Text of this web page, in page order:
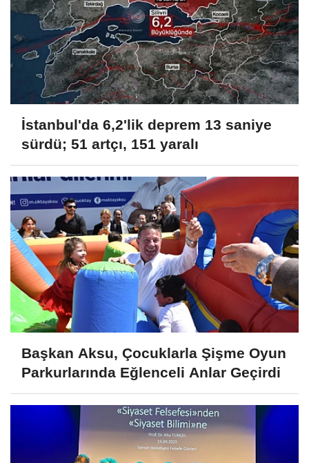
İstanbul'da 6,2'lik deprem 13 saniye
sürdü; 51 artçı, 151 yaralı
Başkan Aksu, Çocuklarla Şişme Oyun
Parkurlarında Eğlenceli Anlar Geçirdi